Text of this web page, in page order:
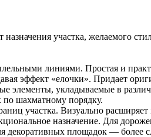
участка, желаемого
линиями. Простая и
эффект «елочки». Придает
элементы, укладываемые в
шахматному порядку.
участка. Визуально расширяет
назначение. Для
декоративных площадок — более